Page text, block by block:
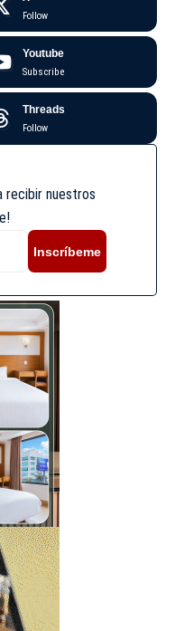
Follow
Youtube
Subscribe
Threads
Follow
recibir nuestros
Inscríbeme